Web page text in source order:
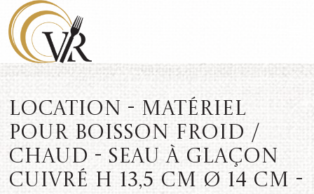
Location - Matériel
pour boisson froid /
chaud - Seau à glaçon
cuivré H 13,5 cm Ø 14 cm -